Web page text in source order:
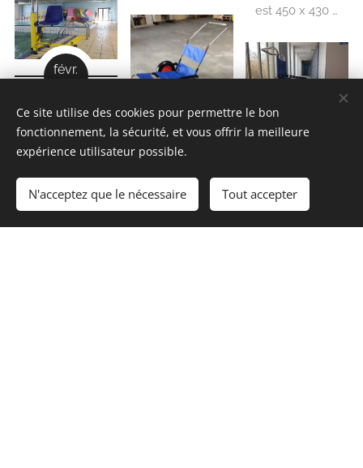
est 450 x 430 x
févr.
Mise à
l'eau IOWA
3 bars
févr.
04
Fauteuil
Missouri
Fauteuil
Dakota
Ce site utilise des cookies pour permettre le bon
fonctionnement, la sécurité, et vous offrir la meilleure
expérience utilisateur possible.
N'acceptez que le nécessaire Tout accepter